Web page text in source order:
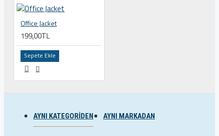
Office Jacket
199,00TL
Sepete Ekle
AYNI KATEGORIDEN AYNI MARKADAN